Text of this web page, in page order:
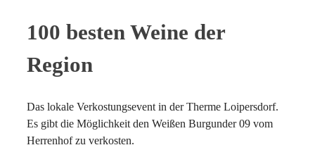
100 besten Weine der
Region
Das lokale Verkostungsevent in der Therme Loipersdorf.
Es gibt die Möglichkeit den Weißen Burgunder 09 vom
Herrenhof zu verkosten.